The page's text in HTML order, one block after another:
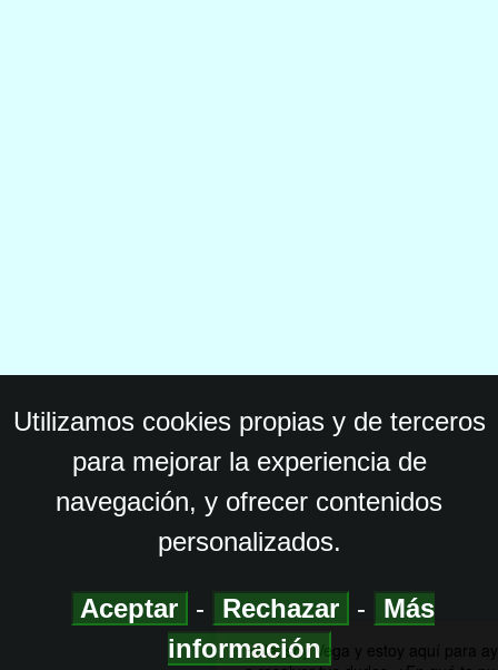
Utilizamos cookies propias y de terceros
para mejorar la experiencia de
navegación, y ofrecer contenidos
personalizados.
Aceptar - Rechazar -
Más
información